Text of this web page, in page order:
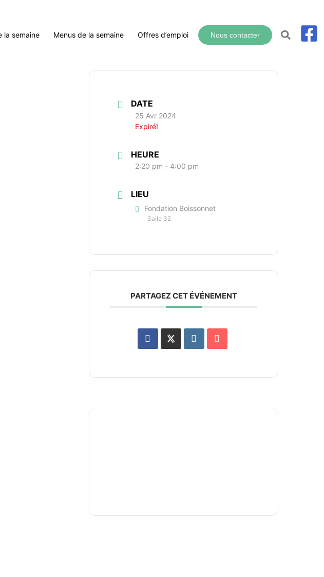
la semaine Menus de la semaine Offres d’emploi Nous contacter
DATE
25 Avr 2024
Expiré!
HEURE
2:20 pm - 4:00 pm
LIEU
Fondation Boissonnet
Salle 32
PARTAGEZ CET ÉVÉNEMENT